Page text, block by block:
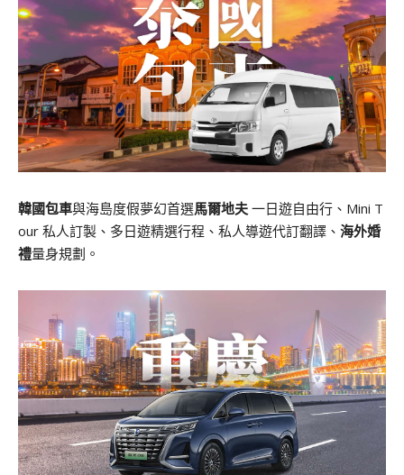
韓國包車與海島度假夢幻首選馬爾地夫 一日遊自由行、Mini T
our 私人訂製、多日遊精選行程、私人導遊代訂翻譯、 海外婚
禮量身規劃。